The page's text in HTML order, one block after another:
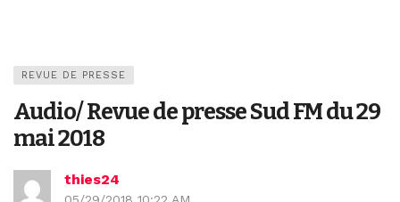
REVUE DE PRESSE
Audio/ Revue de presse Sud FM du 29
mai 2018
thies24